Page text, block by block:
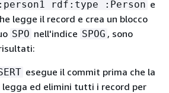
:person1 rdf:type :Person e
legge il record e crea un blocco
SPO nell'indice SPOG , sono
esegue il commit prima che la
legga ed elimini tutti i record per